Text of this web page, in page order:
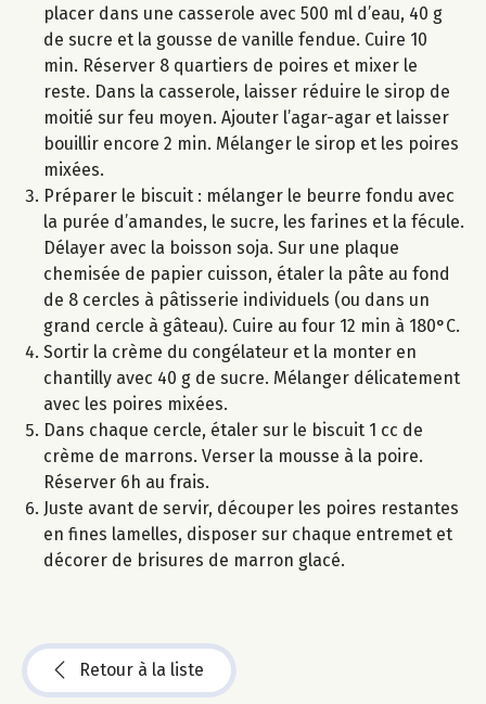
placer dans une casserole avec 500 ml d’eau, 40 g
de sucre et la gousse de vanille fendue. Cuire 10
min. Réserver 8 quartiers de poires et mixer le
reste. Dans la casserole, laisser réduire le sirop de
moitié sur feu moyen. Ajouter l’agar-agar et laisser
bouillir encore 2 min. Mélanger le sirop et les poires
mixées.
Préparer le biscuit : mélanger le beurre fondu avec
la purée d’amandes, le sucre, les farines et la fécule.
Délayer avec la boisson soja. Sur une plaque
chemisée de papier cuisson, étaler la pâte au fond
de 8 cercles à pâtisserie individuels (ou dans un
grand cercle à gâteau). Cuire au four 12 min à 180°C.
Sortir la crème du congélateur et la monter en
chantilly avec 40 g de sucre. Mélanger délicatement
avec les poires mixées.
Dans chaque cercle, étaler sur le biscuit 1 cc de
crème de marrons. Verser la mousse à la poire.
Réserver 6h au frais.
Juste avant de servir, découper les poires restantes
en fines lamelles, disposer sur chaque entremet et
décorer de brisures de marron glacé.
Retour à la liste